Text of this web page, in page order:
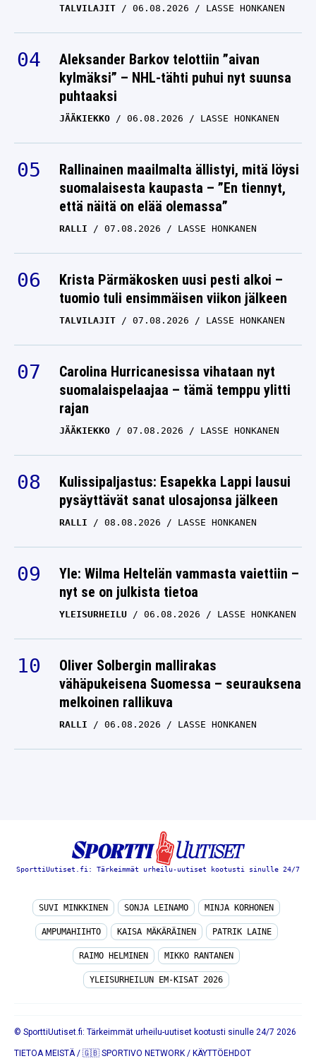
TALVILAJIT 06.08.2026 LASSE HONKANEN
Aleksander Barkov telottiin ”aivan
kylmäksi” – NHL-tähti puhui nyt suunsa
puhtaaksi
JÄÄKIEKKO 06.08.2026 LASSE HONKANEN
Rallinainen maailmalta ällistyi, mitä löysi
suomalaisesta kaupasta – ”En tiennyt,
että näitä on elää olemassa”
RALLI 07.08.2026 LASSE HONKANEN
Krista Pärmäkosken uusi pesti alkoi –
tuomio tuli ensimmäisen viikon jälkeen
TALVILAJIT 07.08.2026 LASSE HONKANEN
Carolina Hurricanesissa vihataan nyt
suomalaispelaajaa – tämä temppu ylitti
rajan
JÄÄKIEKKO 07.08.2026 LASSE HONKANEN
Kulissipaljastus: Esapekka Lappi lausui
pysäyttävät sanat ulosajonsa jälkeen
RALLI 08.08.2026 LASSE HONKANEN
Yle: Wilma Heltelän vammasta vaiettiin –
nyt se on julkista tietoa
YLEISURHEILU 06.08.2026 LASSE HONKANEN
Oliver Solbergin mallirakas
vähäpukeisena Suomessa – seurauksena
melkoinen rallikuva
RALLI 06.08.2026 LASSE HONKANEN
SporttiUutiset.fi: Tärkeimmät urheilu-uutiset kootusti sinulle 24/7
SUVI MINKKINEN SONJA LEINAMO MINJA KORHONEN
AMPUMAHIIHTO KAISA MÄKÄRÄINEN PATRIK LAINE
RAIMO HELMINEN MIKKO RANTANEN
YLEISURHEILUN EM-KISAT 2026
© SporttiUutiset.fi: Tärkeimmät urheilu-uutiset kootusti sinulle 24/7 2026
TIETOA MEISTÄ/ 🇬🇧 SPORTIVO NETWORK / KÄYTTÖEHDOT